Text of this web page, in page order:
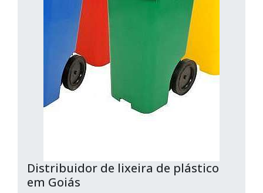
Distribuidor de lixeira de plástico
em Goiás